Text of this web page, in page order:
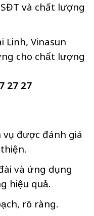
và chất lượng
Vinasun
cho chất lượng
27 27
được đánh giá
và ứng dụng
hiệu quả.
rõ ràng.